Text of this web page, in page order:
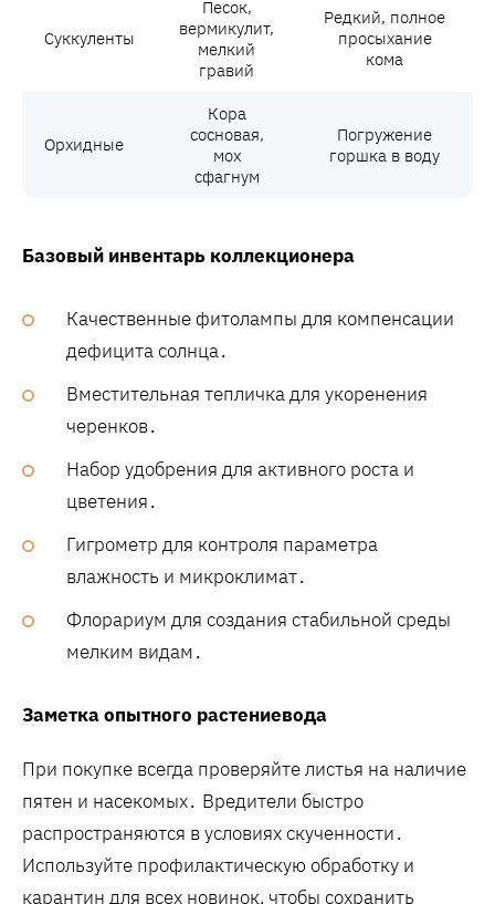
Суккуленты
Песок‚
вермикулит‚
мелкий
гравий
Редкий‚ полное
просыхание
кома
Орхидные
Кора
сосновая‚
мох
сфагнум
Погружение
горшка в воду
Базовый инвентарь коллекционера
Качественные фитолампы для компенсации
дефицита солнца․
Вместительная тепличка для укоренения
черенков․
Набор удобрения для активного роста и
цветения․
Гигрометр для контроля параметра
влажность и микроклимат․
Флорариум для создания стабильной среды
мелким видам․
Заметка опытного растениевода
При покупке всегда проверяйте листья на наличие
пятен и насекомых․ Вредители быстро
распространяются в условиях скученности․
Используйте профилактическую обработку и
карантин для всех новинок‚ чтобы сохранить